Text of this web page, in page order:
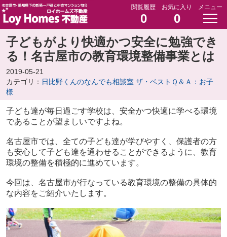
閲覧履歴
0
お気に入り
0
メニュー
子どもがより快適かつ安全に勉強でき
る！名古屋市の教育環境整備事業とは
2019-05-21
カテゴリ： 日比野くんのなんでも相談室 ザ・ベストＱ＆Ａ：お子
様
子ども達が毎日過ごす学校は、安全かつ快適に学べる環境
であることが望ましいですよね。
名古屋市では、全ての子ども達が学びやすく、保護者の方
も安心して子ども達を通わせることができるように、教育
環境の整備を積極的に進めています。
今回は、名古屋市が行なっている教育環境の整備の具体的
な内容をご紹介いたします。